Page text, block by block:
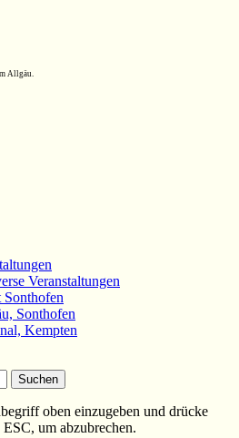
Allgäu.
Veranstaltungen
Sonthofen
Kempten
oben einzugeben und drücke
um abzubrechen.